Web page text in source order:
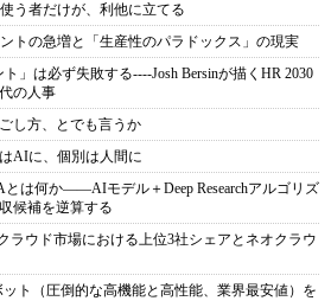
う者だけが、利他に立てる
トの急増と「生産性のパラドックス」の現実
」は必ず失敗する----Josh Bersinが描くHR 2030
の人事
し方、とでも言うか
AIに、個別は人間に
とは何か――AIモデル＋Deep Researchアルゴリズ
候補を逆算する
ラウド市場における上位3社シェアとネオクラウ
ット（圧倒的な高機能と高性能、業界最安値）を